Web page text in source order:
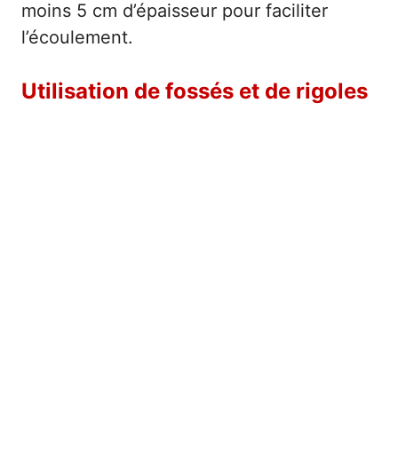
moins 5 cm d’épaisseur pour faciliter
l’écoulement.
Utilisation de fossés et de rigoles